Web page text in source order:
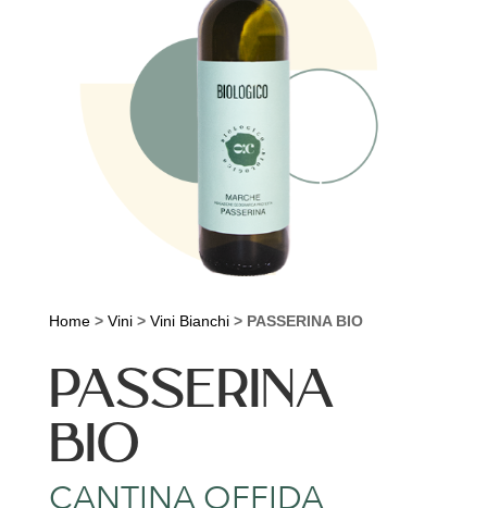
Home> Vini> Vini Bianchi> PASSERINA BIO
PASSERINA
BIO
CANTINA OFFIDA